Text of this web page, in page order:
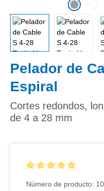
Pelador de
Espiral
Cortes redondos,
de 4 a 28 mm
Número de producto: